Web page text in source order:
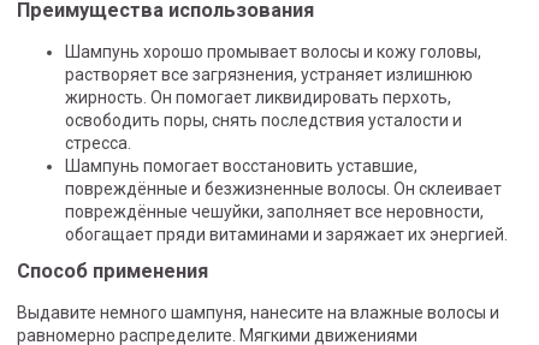
Преимущества использования
Шампунь хорошо промывает волосы и кожу головы,
растворяет все загрязнения, устраняет излишнюю
жирность. Он помогает ликвидировать перхоть,
освободить поры, снять последствия усталости и
стресса.
Шампунь помогает восстановить уставшие,
повреждённые и безжизненные волосы. Он склеивает
повреждённые чешуйки, заполняет все неровности,
обогащает пряди витаминами и заряжает их энергией.
Способ применения
Выдавите немного шампуня, нанесите на влажные волосы и
равномерно распределите. Мягкими движениями